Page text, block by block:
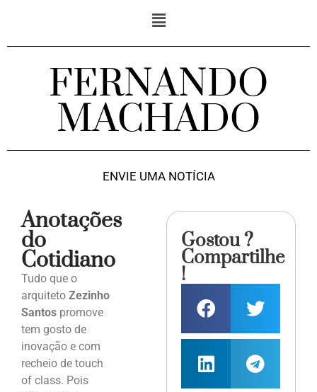
FERNANDO
MACHADO
ENVIE UMA NOTÍCIA
Anotações
do
Cotidiano
Tudo que o
arquiteto Zezinho
Santos promove
tem gosto de
inovação e com
recheio de touch
of class. Pois
Gostou ?
Compartilhe
!